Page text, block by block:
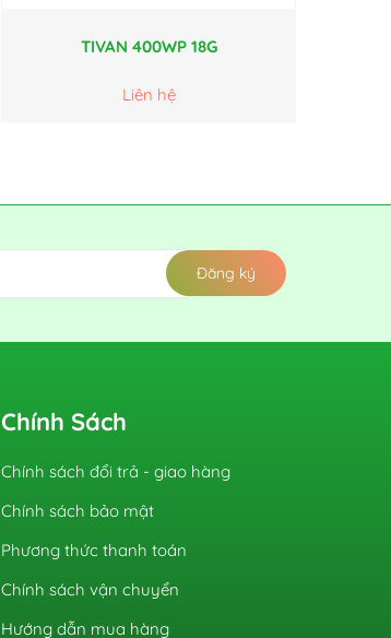
TIVAN 400WP 18G
Liên hệ
Đăng ký
Chính Sách
Chính sách đổi trả - giao hàng
Chính sách bảo mật
Phương thức thanh toán
Chính sách vận chuyển
Hướng dẫn mua hàng